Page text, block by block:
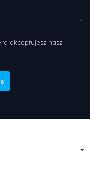
akceptujesz nasz
.